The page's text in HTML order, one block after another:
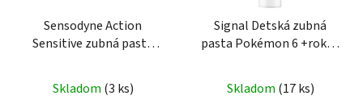
Sensodyne Action
Sensitive zubná pasta
Skladom (3 ks)
Signal Detská zubná
pasta Pokémon 6 +rokov
Skladom (17 ks)